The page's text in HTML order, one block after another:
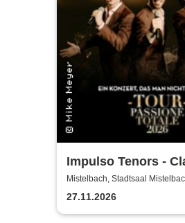
Impulso Tenors -
Crossover
Mistelbach, Stadtsaal
27.11.2026